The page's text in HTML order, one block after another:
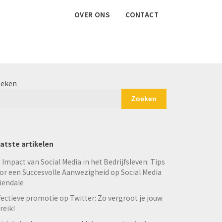
OVER ONS CONTACT
Zoeken
artikelen
Impact van Social Media in het Bedrijfsleven: Tips
een Succesvolle Aanwezigheid op Social Media
promotie op Twitter: Zo vergroot je jouw